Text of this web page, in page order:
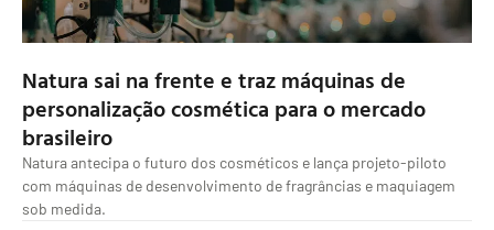
Natura sai na frente e traz máquinas de
personalização cosmética para o mercado
brasileiro
Natura antecipa o futuro dos cosméticos e lança projeto-piloto
com máquinas de desenvolvimento de fragrâncias e maquiagem
sob medida.